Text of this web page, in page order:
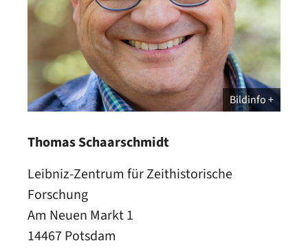
Bildinfo
Thomas Schaarschmidt
Leibniz-Zentrum für Zeithistorische
Forschung
Am Neuen Markt 1
14467 Potsdam